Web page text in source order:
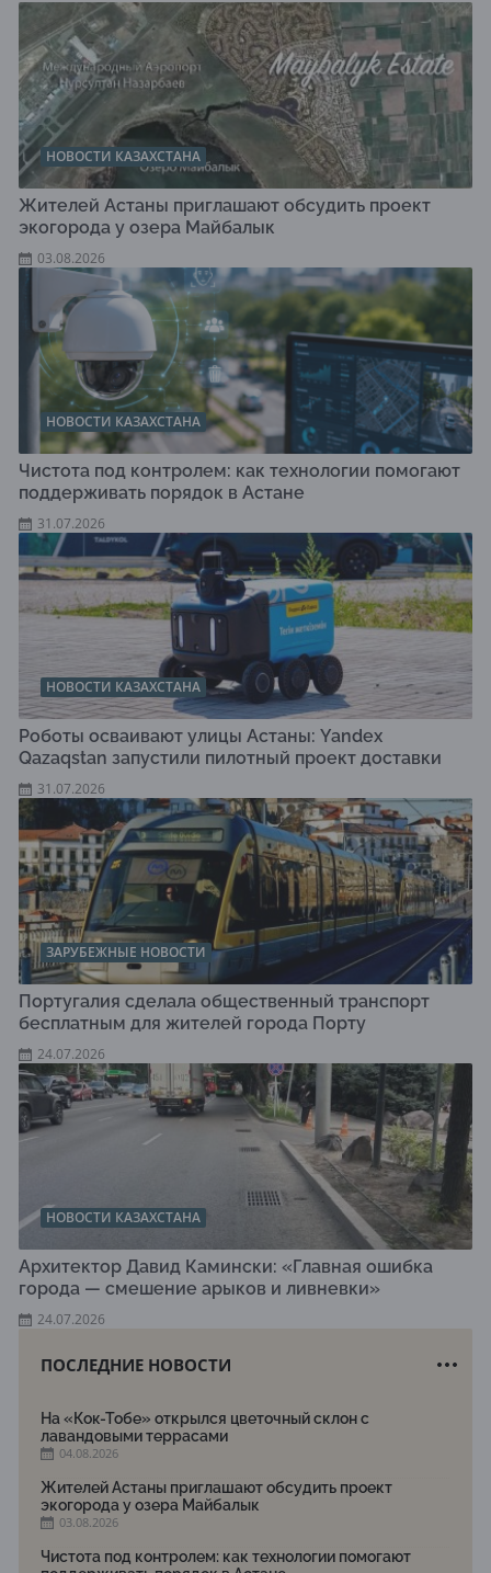
НОВОСТИ КАЗАХСТАНА
Жителей Астаны приглашают обсудить проект
экогорода у озера Майбалык
03.08.2026
НОВОСТИ КАЗАХСТАНА
Чистота под контролем: как технологии помогают
поддерживать порядок в Астане
31.07.2026
НОВОСТИ КАЗАХСТАНА
Роботы осваивают улицы Астаны: Yandex
Qazaqstan запустили пилотный проект доставки
31.07.2026
ЗАРУБЕЖНЫЕ НОВОСТИ
Португалия сделала общественный транспорт
бесплатным для жителей города Порту
24.07.2026
НОВОСТИ КАЗАХСТАНА
Архитектор Давид Камински: «Главная ошибка
города — смешение арыков и ливневки»
24.07.2026
ПОСЛЕДНИЕ НОВОСТИ
На «Кок-Тобе» открылся цветочный склон с
лавандовыми террасами
04.08.2026
Жителей Астаны приглашают обсудить проект
экогорода у озера Майбалык
03.08.2026
Чистота под контролем: как технологии помогают